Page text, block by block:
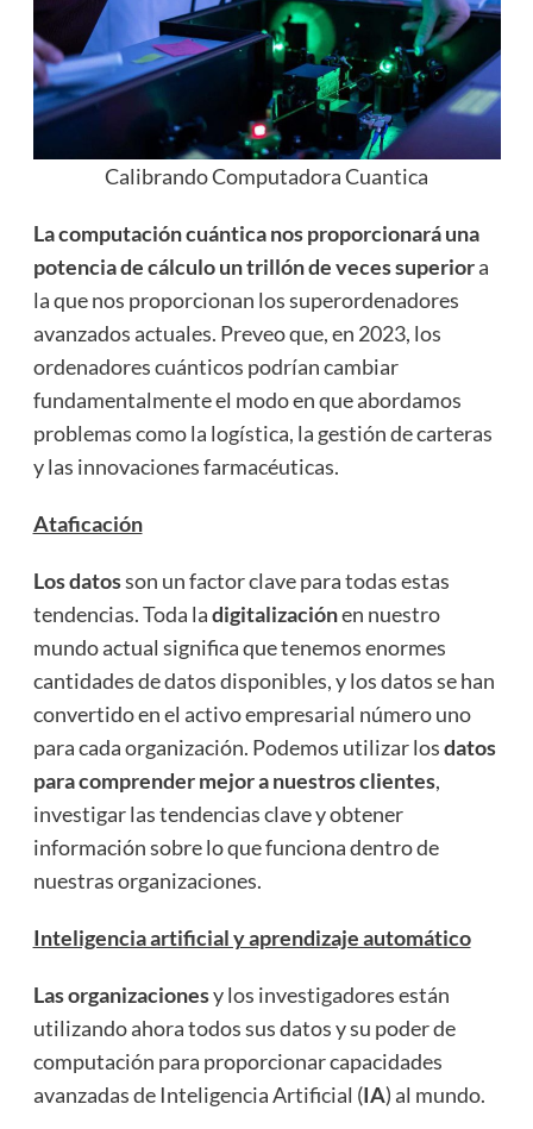
Calibrando Computadora Cuantica
La computación cuántica nos proporcionará una
potencia de cálculo un trillón de veces superiora
la que nos proporcionan los superordenadores
avanzados actuales. Preveo que, en 2023, los
ordenadores cuánticos podrían cambiar
fundamentalmente el modo en que abordamos
problemas como la logística, la gestión de carteras
y las innovaciones farmacéuticas.
Ataficación
Los datosson un factor clave para todas estas
tendencias. Toda ladigitalizaciónen nuestro
mundo actual significa que tenemos enormes
cantidades de datos disponibles, y los datos se han
convertido en el activo empresarial número uno
para cada organización. Podemos utilizar losdatos
para comprender mejor a nuestros clientes,
investigar las tendencias clave y obtener
información sobre lo que funciona dentro de
nuestras organizaciones.
Inteligencia artificial y aprendizaje automático
Las organizacionesy los investigadores están
utilizando ahora todos sus datos y su poder de
computación para proporcionar capacidades
avanzadas de Inteligencia Artificial (IA) al mundo.